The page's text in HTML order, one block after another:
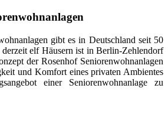
gibt es in Deutschland seit 50
derzeit elf Häusern ist in Berlin-Zehlendorf
der Rosenhof Seniorenwohnanlagen
und Komfort eines privaten Ambientes
einer Seniorenwohnanlage zu